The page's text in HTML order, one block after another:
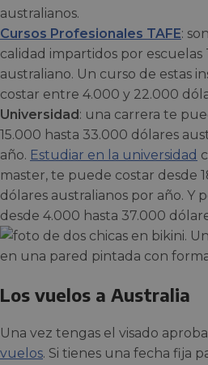
australianos.
Cursos Profesionales TAFE:
calidad impartidos por escuelas
australiano. Un curso de estas
costar entre 4.000 y 22.000
Universidad: una carrera te
15.000 hasta 33.000 dólares
año. Estudiar en la universidad
master, te puede costar desde
dólares australianos por año. Y
desde 4.000 hasta 37.000
Los vuelos a Australia
Una vez tengas el visado
vuelos. Si tienes una fecha fija